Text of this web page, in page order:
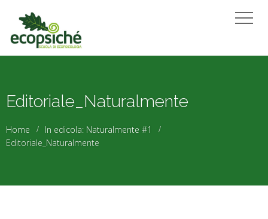
Editoriale_Naturalmente
Home
In edicola: Naturalmente #1
Editoriale_Naturalmente